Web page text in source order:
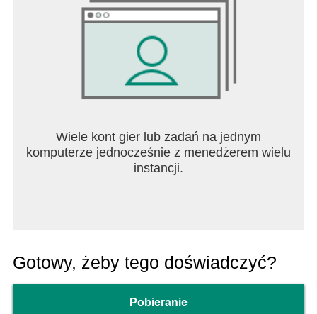
Wiele kont gier lub zadań na jednym
komputerze jednocześnie z menedżerem wielu
instancji.
Gotowy, żeby tego doświadczyć?
Pobieranie